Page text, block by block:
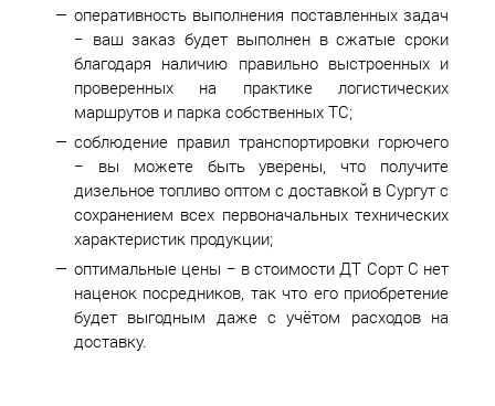
оперативность выполнения поставленных задач
− ваш заказ будет выполнен в сжатые сроки
благодаря наличию правильно выстроенных и
проверенных на практике логистических
маршрутов и парка собственных ТС;
соблюдение правил транспортировки горючего
− вы можете быть уверены, что получите
дизельное топливо оптом с доставкой в Сургут с
сохранением всех первоначальных технических
характеристик продукции;
оптимальные цены − в стоимости ДТ Сорт С нет
наценок посредников, так что его приобретение
будет выгодным даже с учётом расходов на
доставку.